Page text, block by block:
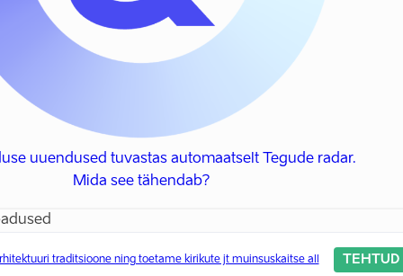
uuendused tuvastas automaatselt Tegude radar.
Mida see tähendab?
traditsioone ning toetame kirikute jt muinsuskaitse all TEHTUD